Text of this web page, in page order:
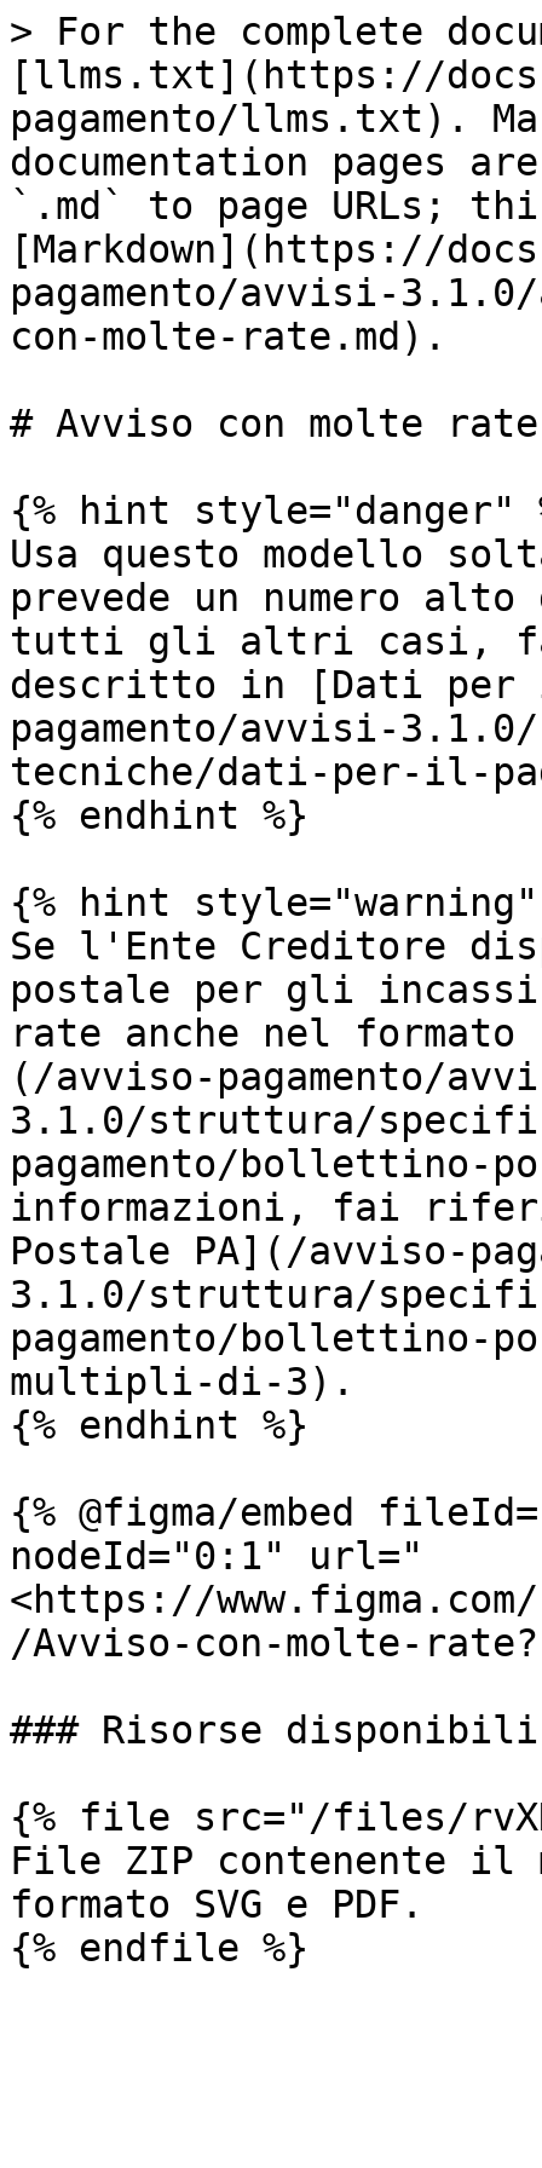
> For the complete
[llms.txt](https://
pagamento/llms.txt).
documentation pages
`.md` to page URLs;
[Markdown](https://
pagamento/avvisi-
con-molte-rate.md).
# Avviso con molte rate
{% hint style="danger"
Usa questo modello
prevede un numero
tutti gli altri casi,
descritto in [Dati per
pagamento/avvisi-
tecniche/dati-per-il-
{% endhint %}
{% hint style="warning"
Se l'Ente Creditore
postale per gli
rate anche nel
(/avviso-pagamento/
3.1.0/struttura/
pagamento/bollettino-
informazioni, fai
Postale PA](/avviso-
3.1.0/struttura/
pagamento/bollettino-
multipli-di-3).
{% endhint %}
{% @figma/embed
nodeId="0:1" url="
<https://www.figma.com/
/Avviso-con-molte-
### Risorse disponibili
{% file src="/files/
File ZIP contenente il
formato SVG e PDF.